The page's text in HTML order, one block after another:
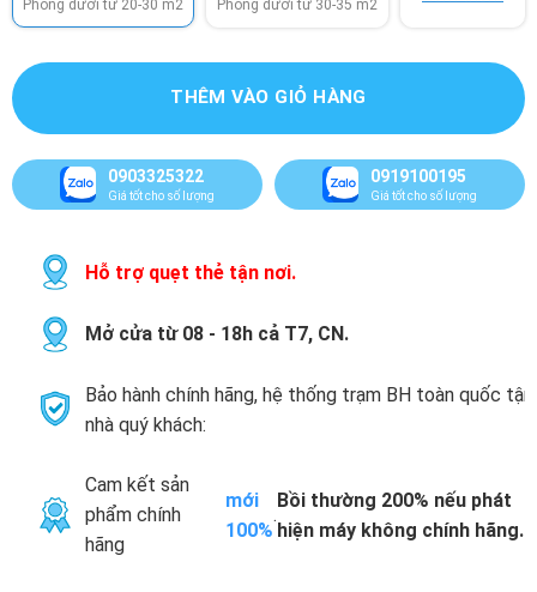
Phòng dưới từ 20-30 m2 Phòng dưới từ 30-35 m2
THÊM VÀO GIỎ HÀNG
0903325322
Giá tốt cho số lượng
0919100195
Giá tốt cho số lượng
Hỗ trợ quẹt thẻ tận nơi.
Mở cửa từ 08 - 18h cả T7, CN.
Bảo hành chính hãng, hệ thống trạm BH toàn quốc tận
nhà quý khách:
Cam kết sản
phẩm chính
hãng
mới
100%
.
Bồi thường 200% nếu phát
hiện máy không chính hãng.